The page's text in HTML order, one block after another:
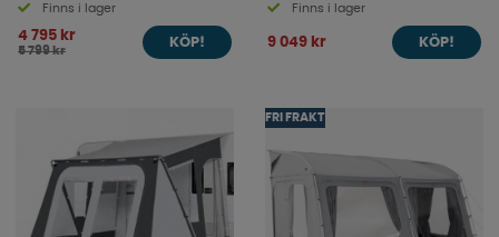
Finns i lager
4 795 kr
5 799 kr
KÖP!
Finns i lager
9 049 kr KÖP!
FRI FRAKT